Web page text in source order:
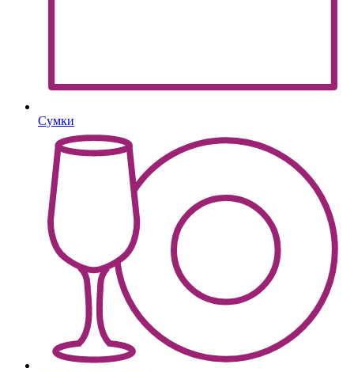
Сумки